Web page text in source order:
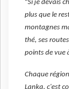
"Si je devais
plus que le
montagnes
thé, ses
points de vue
Chaque
Lanka, c'est